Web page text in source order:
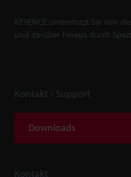
KEYENCE unterstützt Sie von
und darüber hinaus durch
Kontakt / Support
Downloads
Kontakt